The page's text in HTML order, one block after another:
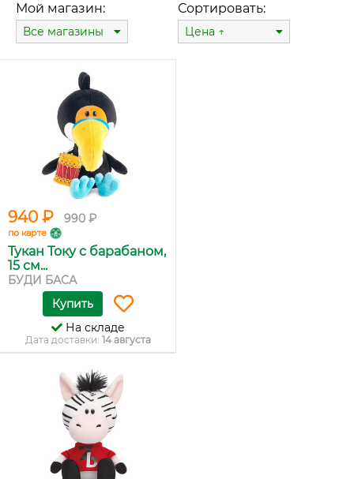
Мой магазин:
Все магазины
Сортировать:
Цена ↑
940 ₽ 990 ₽
по карте
Тукан Току с барабаном,
15 см...
БУДИ БАСА
Купить
На складе
Дата доставки: 14 августа